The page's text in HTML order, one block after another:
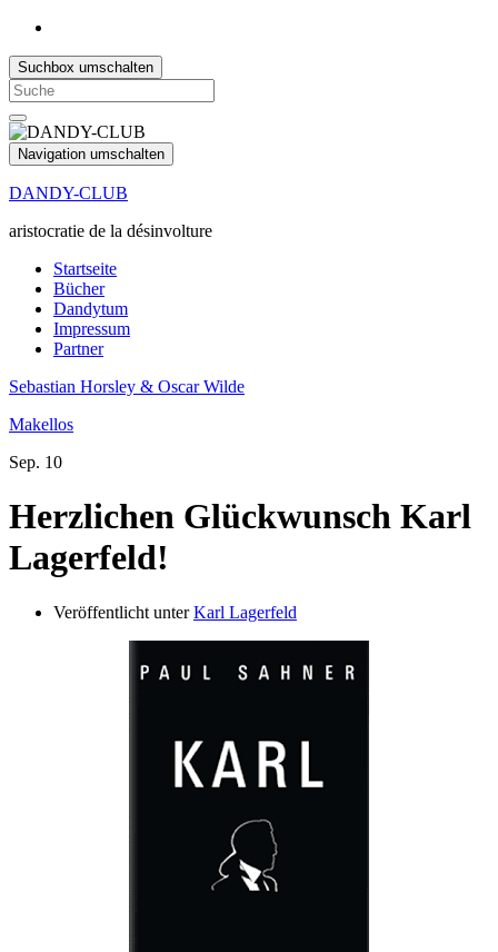
Suchbox umschalten
Search
for:
Navigation umschalten
DANDY-CLUB
aristocratie de la désinvolture
Startseite
Bücher
Dandytum
Impressum
Partner
Sebastian Horsley & Oscar Wilde
Makellos
Sep. 10
Herzlichen Glückwunsch Karl
Lagerfeld!
Veröffentlicht unterKarl Lagerfeld